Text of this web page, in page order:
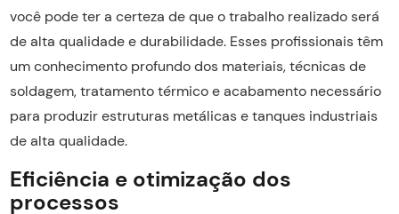
você pode ter a certeza de que o trabalho realizado será
de alta qualidade e durabilidade. Esses profissionais têm
um conhecimento profundo dos materiais, técnicas de
soldagem, tratamento térmico e acabamento necessário
para produzir estruturas metálicas e tanques industriais
de alta qualidade.
Eficiência e otimização dos
processos